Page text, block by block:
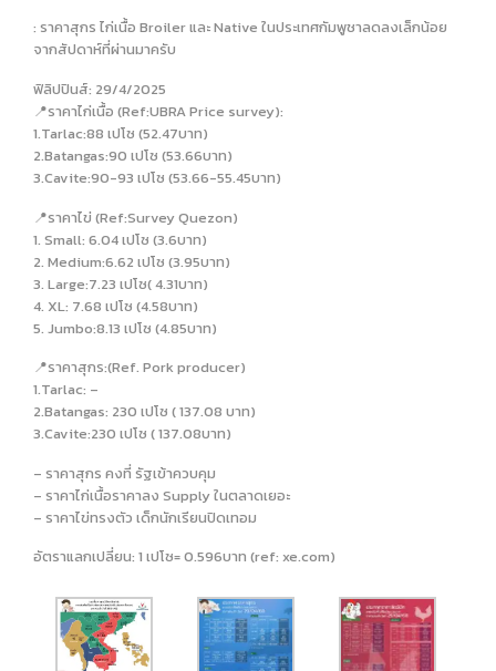
: ราคาสุกร ไก่เนื้อ Broiler และ Native ในประเทศกัมพูชาลดลงเล็กน้อย
จากสัปดาห์ที่ผ่านมาครับ
ฟิลิปปินส์: 29/4/2025
📍ราคาไก่เนื้อ (Ref:UBRA Price survey):
1.Tarlac:88 เปโซ (52.47บาท)
2.Batangas:90 เปโซ (53.66บาท)
3.Cavite:90-93 เปโซ (53.66-55.45บาท)
📍ราคาไข่ (Ref:Survey Quezon)
1. Small: 6.04 เปโซ (3.6บาท)
2. Medium:6.62 เปโซ (3.95บาท)
3. Large:7.23 เปโซ( 4.31บาท)
4. XL: 7.68 เปโซ (4.58บาท)
5. Jumbo:8.13 เปโซ (4.85บาท)
📍ราคาสุกร:(Ref. Pork producer)
1.Tarlac: –
2.Batangas: 230 เปโซ ( 137.08 บาท)
3.Cavite:230 เปโซ ( 137.08บาท)
– ราคาสุกร คงที่ รัฐเข้าควบคุม
– ราคาไก่เนื้อราคาลง Supply ในตลาดเยอะ
– ราคาไข่ทรงตัว เด็กนักเรียนปิดเทอม
อัตราแลกเปลี่ยน: 1 เปโซ= 0.596บาท (ref: xe.com)